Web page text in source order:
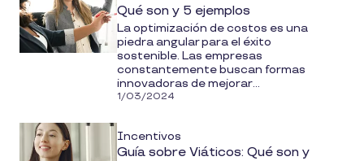
Qué son y 5 ejemplos
La optimización de costos es una
piedra angular para el éxito
sostenible. Las empresas
constantemente buscan formas
innovadoras de mejorar...
1/03/2024
Incentivos
Guía sobre Viáticos: Qué son y